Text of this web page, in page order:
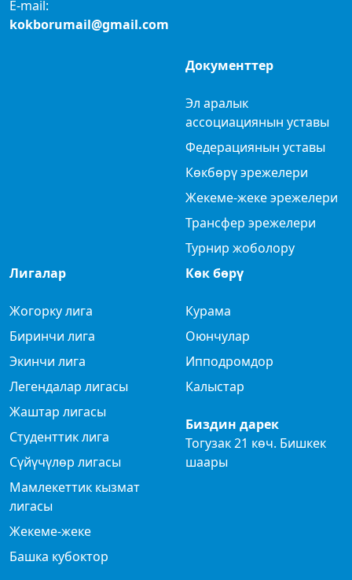
E-mail:
kokborumail@gmail.com
Документтер
Эл аралык
ассоциациянын уставы
Федерациянын уставы
Көкбөрү эрежелери
Жекеме-жеке эрежелери
Трансфер эрежелери
Турнир жоболору
Лигалар
Жогорку лига
Биринчи лига
Экинчи лига
Легендалар лигасы
Жаштар лигасы
Студенттик лига
Сүйүчүлөр лигасы
Мамлекеттик кызмат
лигасы
Жекеме-жеке
Башка кубоктор
Көк бөрү
Курама
Оюнчулар
Ипподромдор
Калыстар
Биздин дарек
Тогузак 21 көч. Бишкек
шаары